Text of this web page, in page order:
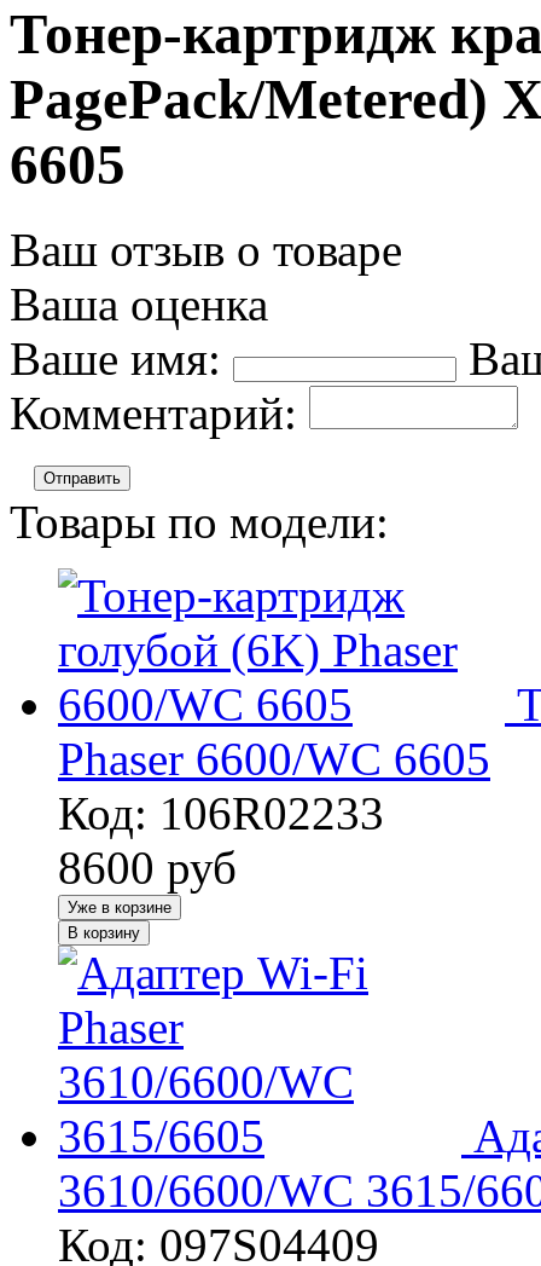
Тонер-картридж
PagePack/Metered)
6605
Ваш отзыв о товаре
Ваша оценка
Ваше имя:
Комментарий:
Отправить
Товары по модели:
Phaser 6600/WC 6605
Код: 106R02233
8600 руб
Уже в корзине
В корзину
3610/6600/WC 3615/
Код: 097S04409